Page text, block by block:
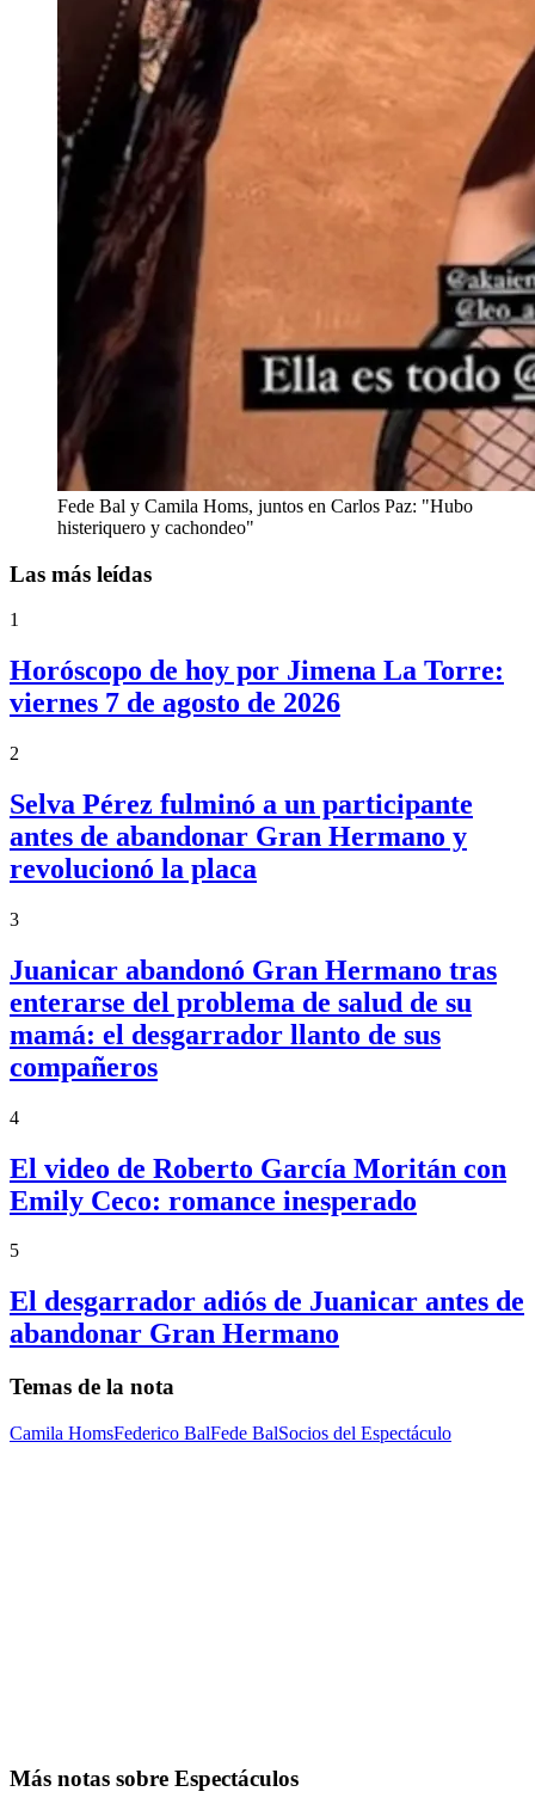
Fede Bal y Camila Homs, juntos en Carlos Paz: "Hubo
histeriquero y cachondeo"
Las más leídas
1
Horóscopo de hoy por Jimena La Torre:
viernes 7 de agosto de 2026
2
Selva Pérez fulminó a un participante
antes de abandonar Gran Hermano y
revolucionó la placa
3
Juanicar abandonó Gran Hermano tras
enterarse del problema de salud de su
mamá: el desgarrador llanto de sus
compañeros
4
El video de Roberto García Moritán con
Emily Ceco: romance inesperado
5
El desgarrador adiós de Juanicar antes de
abandonar Gran Hermano
Temas de la nota
Camila HomsFederico BalFede BalSocios del Espectáculo
Más notas sobre Espectáculos